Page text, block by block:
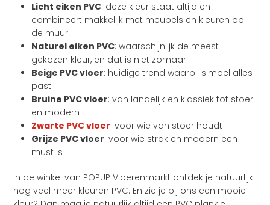
Licht eiken PVC: deze kleur staat altijd en
combineert makkelijk met meubels en kleuren op
de muur
Naturel eiken PVC: waarschijnlijk de meest
gekozen kleur, en dat is niet zomaar
Beige PVC vloer: huidige trend waarbij simpel alles
past
Bruine PVC vloer: van landelijk en klassiek tot stoer
en modern
Zwarte PVC vloer: voor wie van stoer houdt
Grijze PVC vloer: voor wie strak en modern een
must is
In de winkel van POPUP Vloerenmarkt ontdek je natuurlijk
nog veel meer kleuren PVC. En zie je bij ons een mooie